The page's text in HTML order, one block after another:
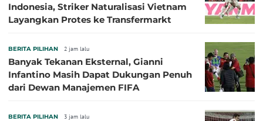
Indonesia, Striker Naturalisasi Vietnam
Layangkan Protes ke Transfermarkt
BERITA PILIHAN 2 jam lalu
Banyak Tekanan Eksternal, Gianni
Infantino Masih Dapat Dukungan Penuh
dari Dewan Manajemen FIFA
BERITA PILIHAN 3 jam lalu